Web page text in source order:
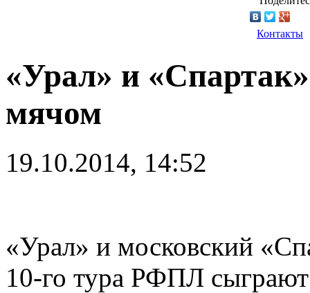
Контакты
«Урал» и
мячом
19.10.2014, 14:52
«Урал» и московский
10-го тура РФПЛ